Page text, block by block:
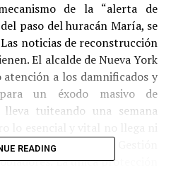
de la “alerta de
paso del huracán María, se
noticias de reconstrucción
El alcalde de Nueva York
a los damnificados y
un éxodo masivo de
tuiteando una semana
(Agencia Federal de Gestión
La única protección
READING